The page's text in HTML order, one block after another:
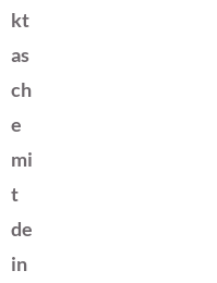
kt
as
ch
e
mi
t
de
in